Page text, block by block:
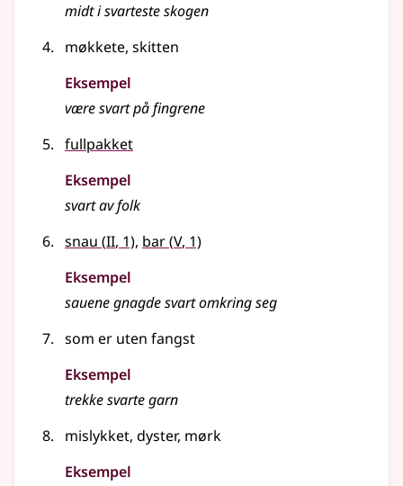
midt i svarteste skogen
møkkete, skitten
Eksempel
væresvartpå fingrene
fullpakket
Eksempel
svart av folk
snau (2
II, 1), bar(5
V, 1)
Eksempel
sauene gnagdesvartomkring seg
som er uten fangst
Eksempel
trekkesvartegarn
mislykket, dyster, mørk
Eksempel